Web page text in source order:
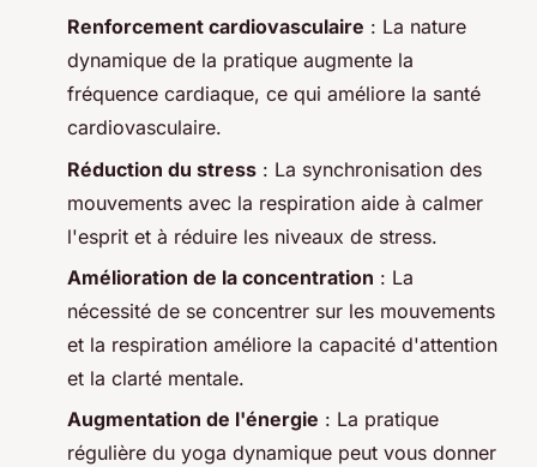
Renforcement cardiovasculaire : La nature
dynamique de la pratique augmente la
fréquence cardiaque, ce qui améliore la santé
cardiovasculaire.
Réduction du stress : La synchronisation des
mouvements avec la respiration aide à calmer
l'esprit et à réduire les niveaux de stress.
Amélioration de la concentration : La
nécessité de se concentrer sur les mouvements
et la respiration améliore la capacité d'attention
et la clarté mentale.
Augmentation de l'énergie : La pratique
régulière du yoga dynamique peut vous donner